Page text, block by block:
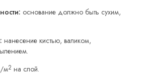
основание должно быть сухим,
нанесение кистью, валиком,
м2 на слой.